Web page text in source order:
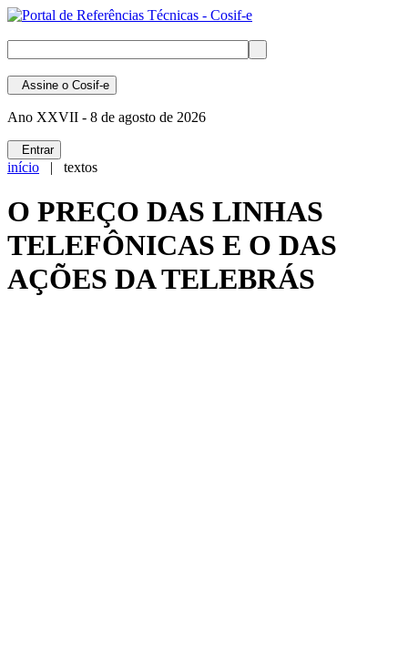
Assine o Cosif-e
Ano XXVII - 8 de agosto de 2026
Entrar
início | textos
O PREÇO DAS LINHAS
TELEFÔNICAS E O DAS
AÇÕES DA TELEBRÁS